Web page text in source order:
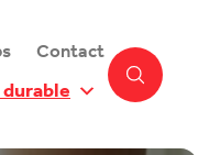
Contact